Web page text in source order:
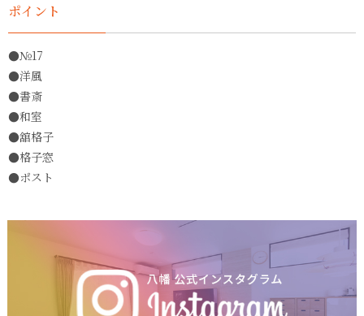
ポイント
●№17
●洋風
●書斎
●和室
●舘格子
●格子窓
●ポスト